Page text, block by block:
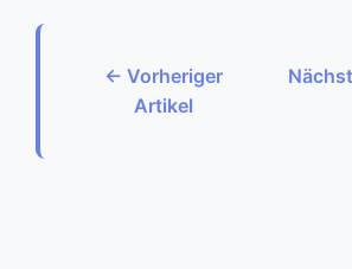
← Vorheriger
Artikel